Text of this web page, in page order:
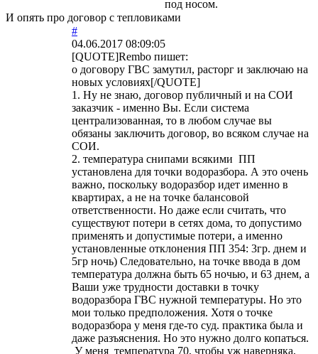
под носом.
И опять про договор с тепловиками
#
04.06.2017 08:09:05
[QUOTE]Rembo пишет:
о договору ГВС замутил, расторг и заключаю на
новых условиях[/QUOTE]
1. Ну не знаю, договор публичный и на СОИ
заказчик - именно Вы. Если система
централизованная, то в любом случае вы
обязаны заключить договор, во всяком случае на
СОИ.
2. температура снипами всякими ПП
установлена для точки водоразбора. А это очень
важно, поскольку водоразбор идет именно в
квартирах, а не на точке балансовой
ответственности. Но даже если считать, что
существуют потери в сетях дома, то допустимо
применять и допустимые потери, а именно
установленные отклонения ПП 354: 3гр. днем и
5гр ночь) Следовательно, на точке ввода в дом
температура должна быть 65 ночью, и 63 днем, а
Ваши уже трудности доставки в точку
водоразбора ГВС нужной температуры. Но это
мои только предположения. Хотя о точке
водоразбора у меня где-то суд. практика была и
даже разъяснения. Но это нужно долго копаться.
У меня температура 70, чтобы уж наверняка,